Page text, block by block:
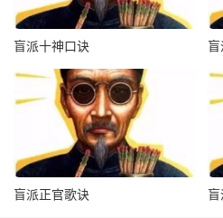
盲派十神口诀
盲派正官歌诀